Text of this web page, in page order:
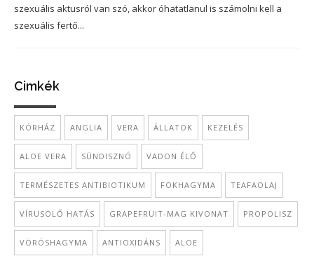
szexuális aktusról van szó, akkor óhatatlanul is számolni kell a
szexuális fertő...
Cimkék
KÓRHÁZ ANGLIA VERA ÁLLATOK KEZELÉS
ALOE VERA SÜNDISZNÓ VADON ÉLŐ
TERMÉSZETES ANTIBIOTIKUM FOKHAGYMA TEAFAOLAJ
VÍRUSÖLŐ HATÁS GRAPEFRUIT-MAG KIVONAT PROPOLISZ
VÖRÖSHAGYMA ANTIOXIDÁNS ALOE